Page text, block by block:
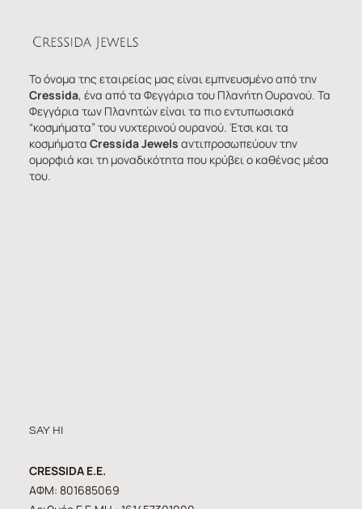
Το όνομα της εταιρείας μας είναι εμπνευσμένο από την
Cressida, ένα από τα Φεγγάρια του Πλανήτη Ουρανού. Τα
Φεγγάρια των Πλανητών είναι τα πιο εντυπωσιακά
“κοσμήματα” του νυχτερινού ουρανού. Έτσι και τα
κοσμήματα Cressida Jewels αντιπροσωπεύουν την
ομορφιά και τη μοναδικότητα που κρύβει ο καθένας μέσα
του.
SAY HI
CRESSIDA E.E.
ΑΦΜ: 801685069